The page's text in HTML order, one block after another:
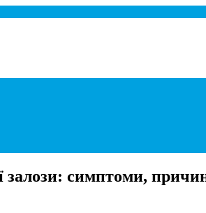
симптоми,